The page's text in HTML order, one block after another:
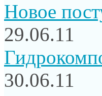
Новое
29.06.11
30.06.11